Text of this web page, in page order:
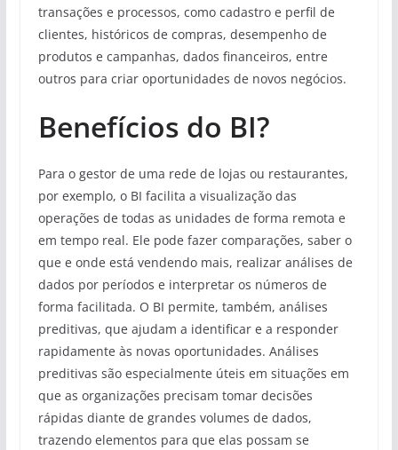
transações e processos, como cadastro e perfil de
clientes, históricos de compras, desempenho de
produtos e campanhas, dados financeiros, entre
outros para criar oportunidades de novos negócios.
Benefícios do BI?
Para o gestor de uma rede de lojas ou restaurantes,
por exemplo, o BI facilita a visualização das
operações de todas as unidades de forma remota e
em tempo real. Ele pode fazer comparações, saber o
que e onde está vendendo mais, realizar análises de
dados por períodos e interpretar os números de
forma facilitada. O BI permite, também, análises
preditivas, que ajudam a identificar e a responder
rapidamente às novas oportunidades. Análises
preditivas são especialmente úteis em situações em
que as organizações precisam tomar decisões
rápidas diante de grandes volumes de dados,
trazendo elementos para que elas possam se